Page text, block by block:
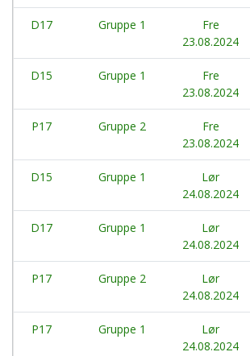
D17 Gruppe 1
Fre
23.08.2024
D15 Gruppe 1
Fre
23.08.2024
P17 Gruppe 2
Fre
23.08.2024
D15 Gruppe 1
Lør
24.08.2024
D17 Gruppe 1
Lør
24.08.2024
P17 Gruppe 2
Lør
24.08.2024
P17 Gruppe 1
Lør
24.08.2024